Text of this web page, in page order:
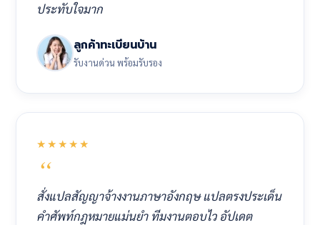
ประทับใจมาก
ลูกค้าทะเบียนบ้าน
รับงานด่วน พร้อมรับรอง
★★★★★
สั่งแปลสัญญาจ้างงานภาษาอังกฤษ แปลตรงประเด็น
คำศัพท์กฎหมายแม่นยำ ทีมงานตอบไว อัปเดต